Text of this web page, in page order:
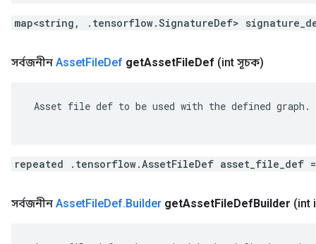
map<string, .tensorflow.SignatureDef>
সর্বজনীন AssetFileDef getAssetFileDef (int সূচক)
Asset file def to be used with the defined graph.
repeated .tensorflow.AssetFileDef asset_file_def
সর্বজনীন AssetFileDef.Builder getAssetFileDefBuilder (int